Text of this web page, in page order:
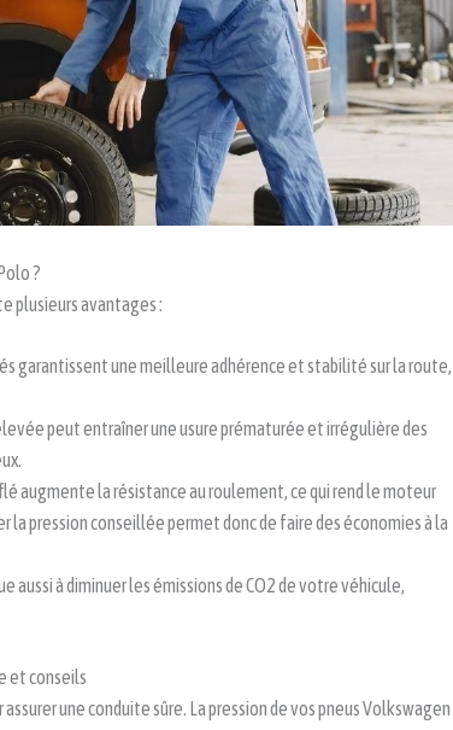
?
plusieurs avantages :
garantissent une meilleure adhérence et stabilité sur la route,
peut entraîner une usure prématurée et irrégulière des
augmente la résistance au roulement, ce qui rend le moteur
pression conseillée permet donc de faire des économies à la
aussi à diminuer les émissions de CO2 de votre véhicule,
et conseils
une conduite sûre. La pression de vos pneus Volkswagen